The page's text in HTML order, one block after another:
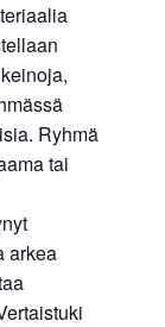
Ryhmä
tai
arkea